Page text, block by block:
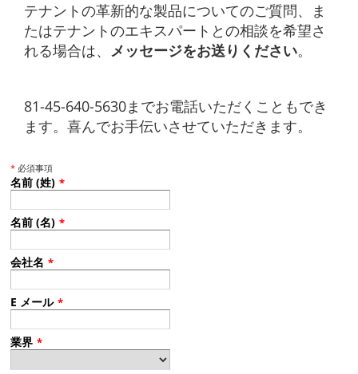
テナントの革新的な製品についてのご質問、ま
たはテナントのエキスパートとの相談を希望さ
れる場合は、 メッセージをお送りください。
81-45-640-5630までお電話いただくこともでき
ます。喜んでお手伝いさせていただきます。
* 必須事項
名前 (姓) *
名前 (名) *
会社名 *
E メール *
業界 *